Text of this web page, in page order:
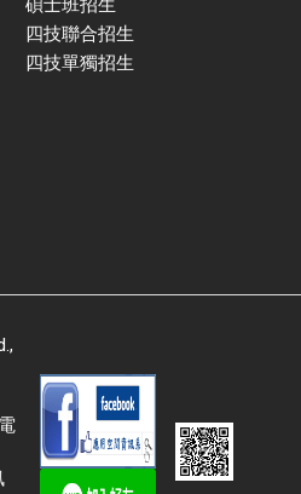
碩士班招生
四技聯合招生
四技單獨招生